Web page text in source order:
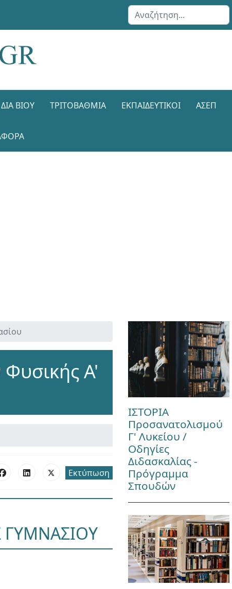
Αναζήτηση...
ΔΙΑ ΒΊΟΥ ΤΡΙΤΟΒΆΘΜΙΑ ΕΚΠΑΙΔΕΥΤΙΚΟΊ ΑΣΕΠ
Α'
Εκτύπωση
ΙΣΤΟΡΙΑ
Προσανατολισμού
Γ' Λυκείου /
Οδηγίες
Διδασκαλίας -
Πρόγραμμα
Σπουδών